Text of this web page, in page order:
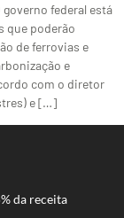
governo federal está
que poderão
de ferrovias e
e
com o diretor
e […]
da receita